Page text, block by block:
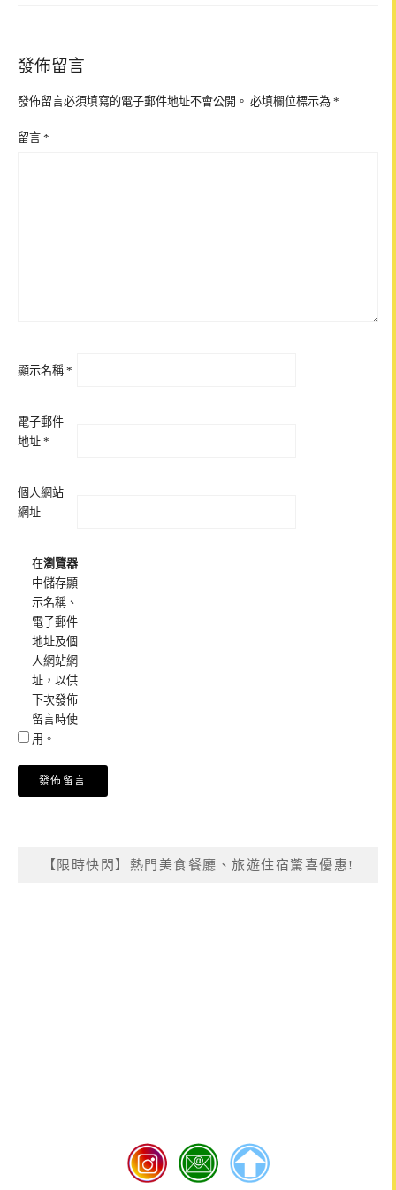
發佈留言
發佈留言必須填寫的電子郵件地址不會公開。 必填欄位標示為 *
留言 *
顯示名稱 *
電子郵件
地址 *
個人網站
網址
在瀏覽器
中儲存顯
示名稱、
電子郵件
地址及個
人網站網
址，以供
下次發佈
留言時使
用。
【限時快閃】熱門美食餐廳、旅遊住宿驚喜優惠!